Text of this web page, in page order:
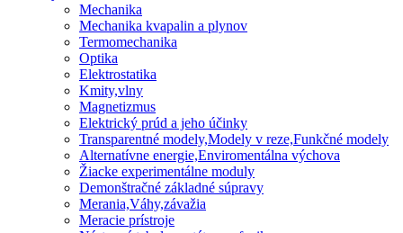
Mechanika
Mechanika kvapalin a plynov
Termomechanika
Optika
Elektrostatika
Kmity,vlny
Magnetizmus
Elektrický prúd a jeho účinky
Transparentné modely,Modely v reze,Funkčné modely
Alternatívne energie,Enviromentálna výchova
Žiacke experimentálne moduly
Demonštračné základné súpravy
Merania,Váhy,závažia
Meracie prístroje